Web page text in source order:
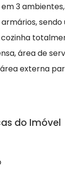
3
sendo
área de
externa
do Imóvel